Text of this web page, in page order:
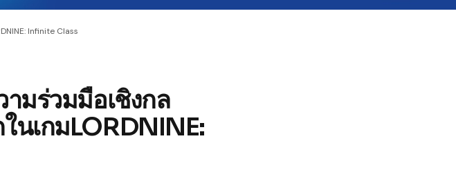
Infinite Class
มร่วมมือเชิงกล
นเกมLORDNINE: